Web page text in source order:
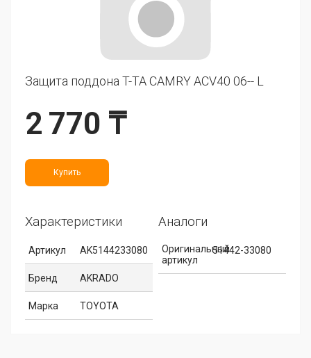
Защита поддона T-TA CAMRY ACV40 06-- L
2 770 ₸
Купить
Характеристики
Артикул AK5144233080
Бренд AKRADO
Марка TOYOTA
Аналоги
Оригинальный
артикул
51442-33080